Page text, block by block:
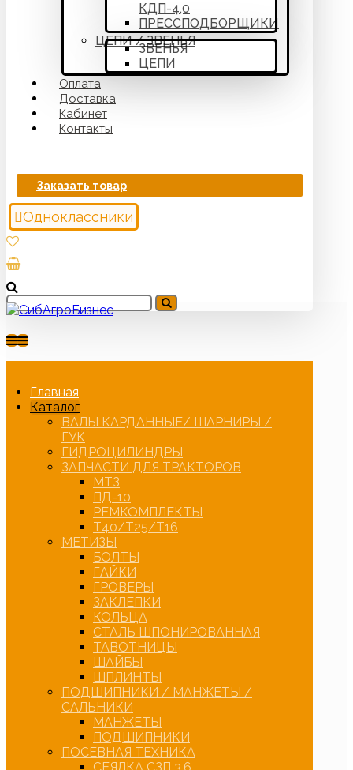
КДП-4,0
ПРЕССПОДБОРЩИКИ
ЦЕПИ / ЗВЕНЬЯ
ЗВЕНЬЯ
ЦЕПИ
Оплата
Доставка
Кабинет
Контакты
Заказать товар
Одноклассники
Главная
Каталог
ВАЛЫ КАРДАННЫЕ/ ШАРНИРЫ /
ГУК
ГИДРОЦИЛИНДРЫ
ЗАПЧАСТИ ДЛЯ ТРАКТОРОВ
МТЗ
ПД-10
РЕМКОМПЛЕКТЫ
Т40/Т25/Т16
МЕТИЗЫ
БОЛТЫ
ГАЙКИ
ГРОВЕРЫ
ЗАКЛЕПКИ
КОЛЬЦА
СТАЛЬ ШПОНИРОВАННАЯ
ТАВОТНИЦЫ
ШАЙБЫ
ШПЛИНТЫ
ПОДШИПНИКИ / МАНЖЕТЫ /
САЛЬНИКИ
МАНЖЕТЫ
ПОДШИПНИКИ
ПОСЕВНАЯ ТЕХНИКА
СЕЯЛКА СЗП 3,6